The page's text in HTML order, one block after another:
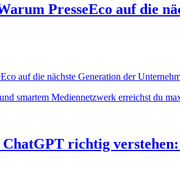
PresseEco auf die
smartem Mediennetzwerk erreichst du
richtig